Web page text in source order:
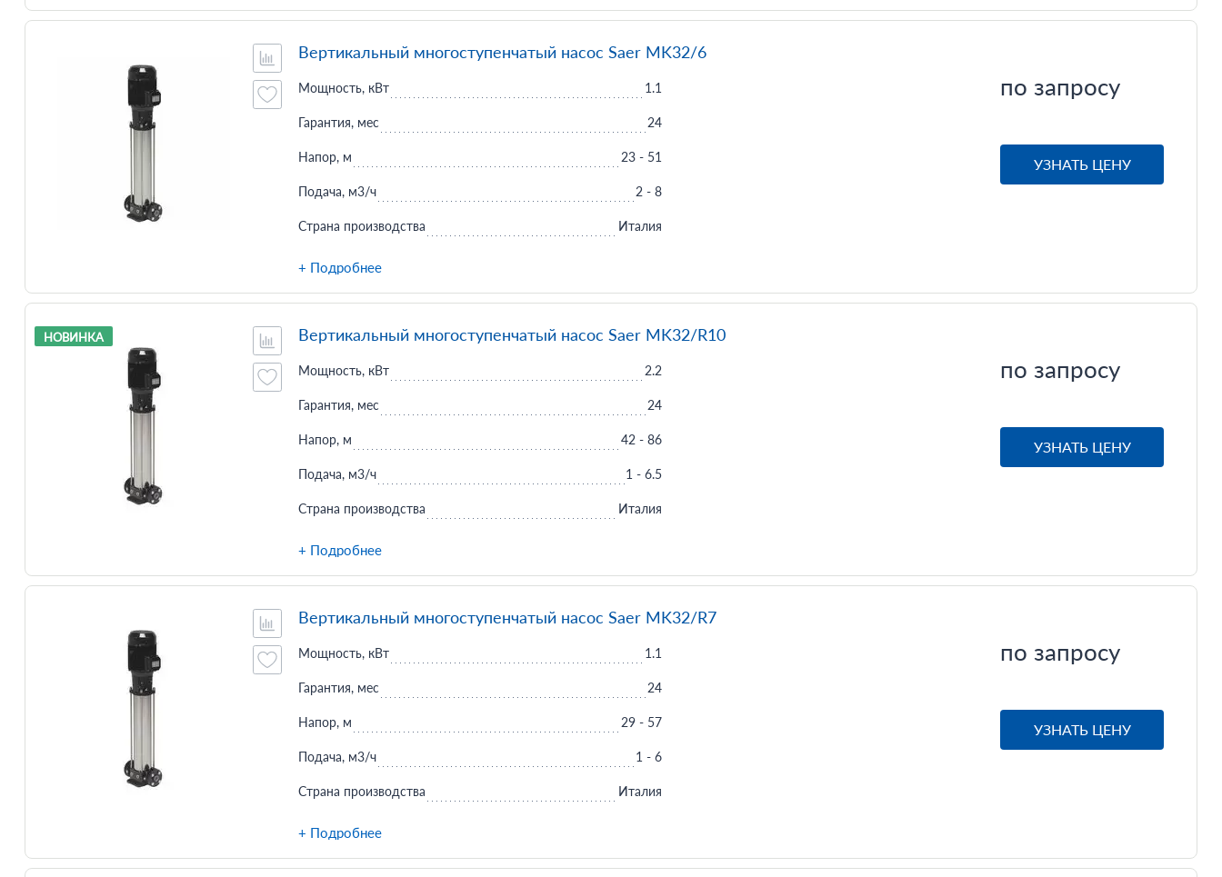
по запросу
УЗНАТЬ ЦЕНУ
Вертикальный многоступенчатый насос Saer MK32/6
Мощность, кВт 1.1
Гарантия, мес 24
Напор, м 23 - 51
Подача, м3/ч 2 - 8
Страна производства Италия
+ Подробнее
НОВИНКА
по запросу
УЗНАТЬ ЦЕНУ
Вертикальный многоступенчатый насос Saer MK32/R10
Мощность, кВт 2.2
Гарантия, мес 24
Напор, м 42 - 86
Подача, м3/ч 1 - 6.5
Страна производства Италия
+ Подробнее
по запросу
УЗНАТЬ ЦЕНУ
Вертикальный многоступенчатый насос Saer MK32/R7
Мощность, кВт 1.1
Гарантия, мес 24
Напор, м 29 - 57
Подача, м3/ч 1 - 6
Страна производства Италия
+ Подробнее